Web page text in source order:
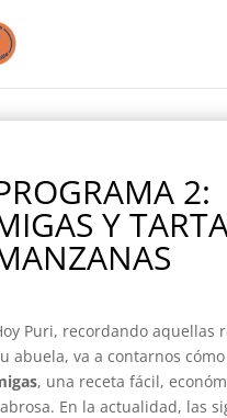
2:
Y
Puri, recordando aquellas
abuela, va a contarnos
, una receta fácil,
En la actualidad, las